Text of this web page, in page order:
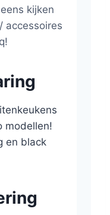
kijken
accessoires
modellen!
en black